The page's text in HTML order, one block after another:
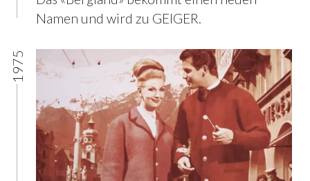
Namen und wird zu GEIGER.
1975